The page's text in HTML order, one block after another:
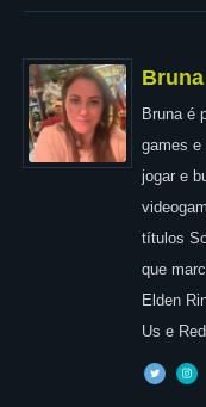
Bruna
Bruna é
games e
jogar e
títulos
que
Elden
Us e